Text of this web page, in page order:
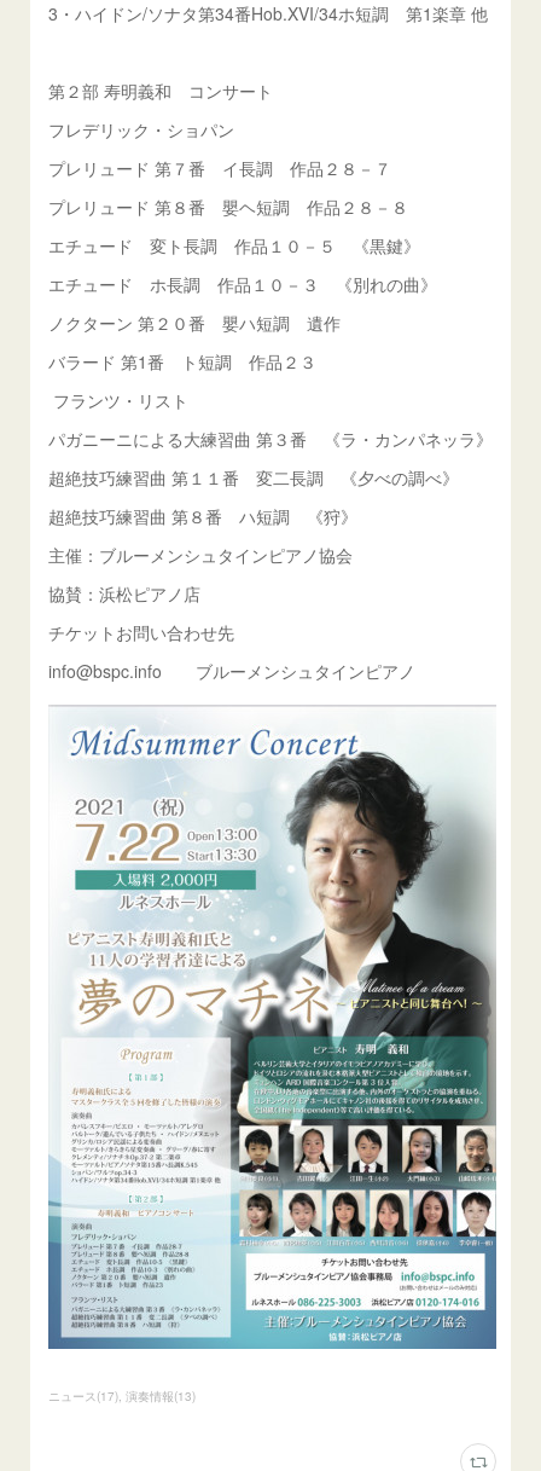
3・ハイドン/ソナタ第34番Hob.XVI/34ホ短調 第1楽章 他
第２部 寿明義和 コンサート
フレデリック・ショパン
プレリュード 第７番 イ長調 作品２８－７
プレリュード 第８番 嬰ヘ短調 作品２８－８
エチュード 変ト長調 作品１０－５ 《黒鍵》
エチュード ホ長調 作品１０－３ 《別れの曲》
ノクターン 第２０番 嬰ハ短調 遺作
バラード 第1番 ト短調 作品２３
フランツ・リスト
パガニーニによる大練習曲 第３番 《ラ・カンパネッラ》
超絶技巧練習曲 第１１番 変二長調 《夕べの調べ》
超絶技巧練習曲 第８番 ハ短調 《狩》
主催：ブルーメンシュタインピアノ協会
協賛：浜松ピアノ店
チケットお問い合わせ先
info@bspc.info ブルーメンシュタインピアノ
ニュース (17) 演奏情報(13)